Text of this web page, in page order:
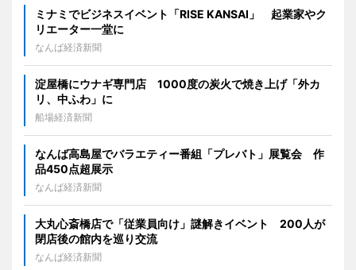
ミナミでビジネスイベント「RISE KANSAI」 起業家やク
リエーター一堂に
なんば経済新聞
淀屋橋にウナギ専門店 1000度の炭火で焼き上げ「外カ
リ、中ふわ」に
船場経済新聞
なんば高島屋でバラエティー番組「プレバト」展覧会 作
品450点超展示
なんば経済新聞
大丸心斎橋店で「従業員向け」謎解きイベント 200人が
閉店後の館内を巡り交流
なんば経済新聞